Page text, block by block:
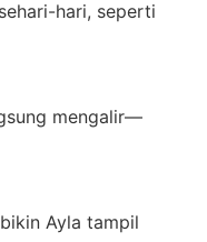
hari, seperti
mengalir—
Ayla tampil